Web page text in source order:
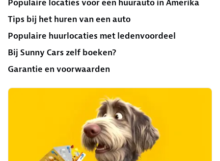
Populaire locaties voor een huurauto in Amerika
Tips bij het huren van een auto
Populaire huurlocaties met ledenvoordeel
Bij Sunny Cars zelf boeken?
Garantie en voorwaarden